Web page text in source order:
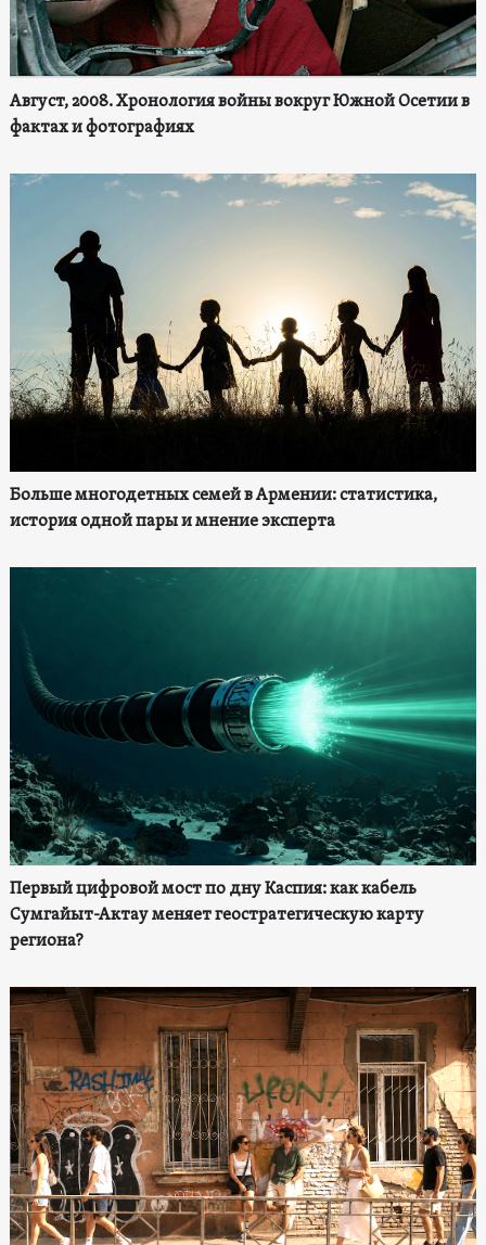
Август, 2008. Хронология войны вокруг Южной Осетии в
фактах и фотографиях
Больше многодетных семей в Армении: статистика,
история одной пары и мнение эксперта
Первый цифровой мост по дну Каспия: как кабель
Сумгайыт-Актау меняет геостратегическую карту
региона?